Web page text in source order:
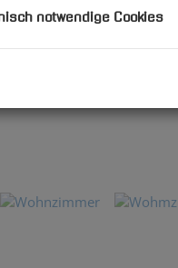
notwendige Cookies